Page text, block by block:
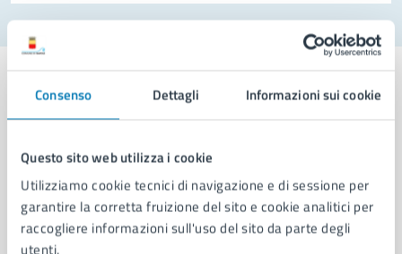
Consenso Dettagli Informazioni sui cookie
Questo sito web utilizza i cookie
Utilizziamo cookie tecnici di navigazione e di sessione per
garantire la corretta fruizione del sito e cookie analitici per
raccogliere informazioni sull'uso del sito da parte degli
utenti.
AMMINISTRAZIONE
Aree amministrative
Organi di governo